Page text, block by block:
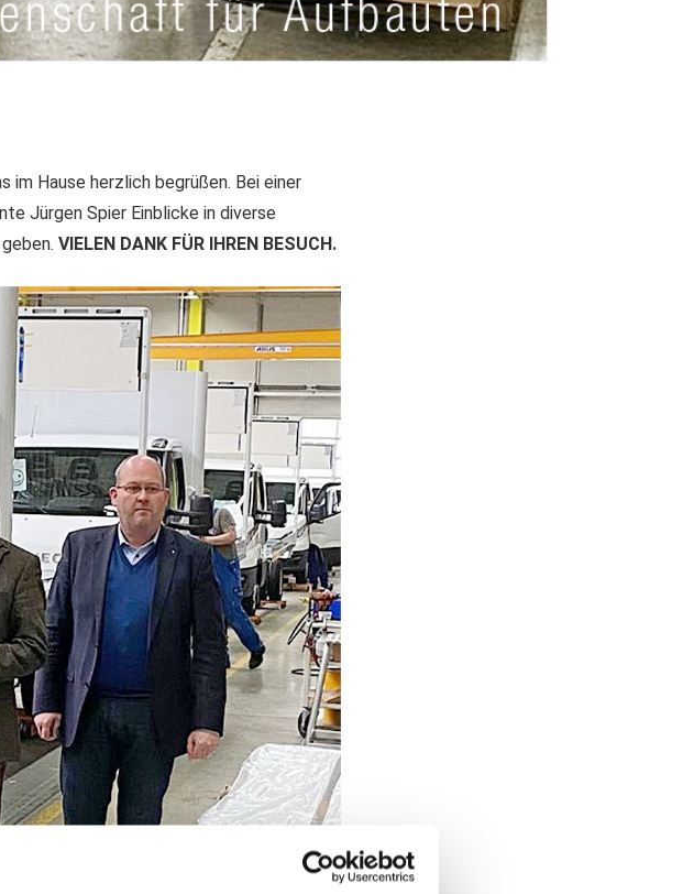
im Hause herzlich begrüßen. Bei einer
Jürgen Spier Einblicke in diverse
VIELEN DANK FÜR IHREN BESUCH.